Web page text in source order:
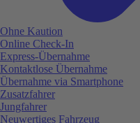
Ohne Kaution
Online Check-In
Express-Übernahme
Kontaktlose Übernahme
Übernahme via Smartphone
Zusatzfahrer
Jungfahrer
Neuwertiges Fahrzeug